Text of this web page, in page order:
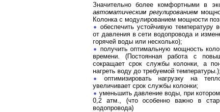
Значительно более комфортными в
автоматическим регулированием
Колонка с модулированием мощности
обеспечить устойчивую
от давления в сети водопровода и
горячей воды или несколько);
получить оптимальную мощность
времени. (Постоянная работа с
сокращает срок службы колонки, а
нагреть воду до требуемой
оптимизировать нагрузку на
увеличивает срок службы колонки;
уменьшить давление воды, при
0,2 атм., (что особенно важно в
водопровода)